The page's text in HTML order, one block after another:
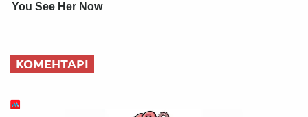
You See Her Now
КОМЕНТАРІ